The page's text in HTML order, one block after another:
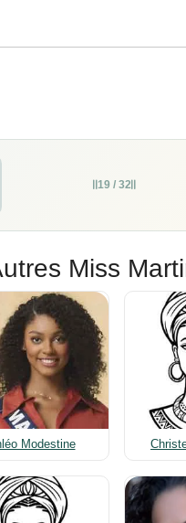
19 / 32
Miss
Modestine